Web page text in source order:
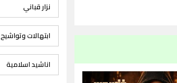
نزار قباني
ابتهالات وتواشيح
اناشيد اسلامية